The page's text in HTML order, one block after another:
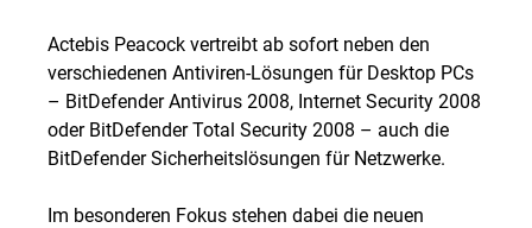
Actebis Peacock vertreibt ab sofort neben den
verschiedenen Antiviren-Lösungen für Desktop PCs
– BitDefender Antivirus 2008, Internet Security 2008
oder BitDefender Total Security 2008 – auch die
BitDefender Sicherheitslösungen für Netzwerke.
Im besonderen Fokus stehen dabei die neuen